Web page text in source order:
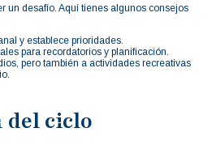
un desafío. Aquí tienes algunos consejos
y establece prioridades.
para recordatorios y planificación.
pero también a actividades recreativas
del ciclo